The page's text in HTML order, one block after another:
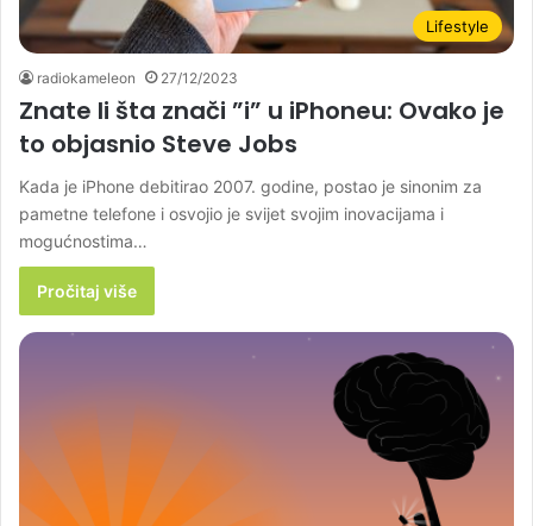
Lifestyle
radiokameleon 27/12/2023
Znate li šta znači ”i” u iPhoneu: Ovako je
to objasnio Steve Jobs
Kada je iPhone debitirao 2007. godine, postao je sinonim za
pametne telefone i osvojio je svijet svojim inovacijama i
mogućnostima…
Pročitaj više